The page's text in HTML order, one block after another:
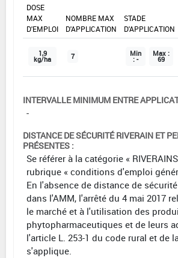
DOSE
MAX
D'EMPLOI
NOMBRE MAX
D'APPLICATION
STADE
D'APPLICATION
1,9
kg/ha 7 Min
: -
Max :
69
INTERVALLE MINIMUM ENTRE
-
DISTANCE DE SÉCURITÉ RIVERAIN ET
PRÉSENTES :
Se référer à la catégorie «
rubrique « conditions d'emploi
En l'absence de distance de
dans l'AMM, l'arrêté du 4 mai 2017
le marché et à l'utilisation des
phytopharmaceutiques et de leurs
l'article L. 253-1 du code rural et de
s'applique.